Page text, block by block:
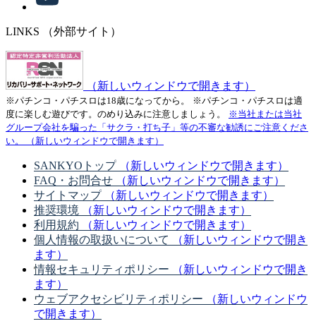
LINKS （外部サイト）
（新しいウィンドウで開きます）
※パチンコ・パチスロは18歳になってから。
※パチンコ・パチスロは適
度に楽しむ遊びです。のめり込みに注意しましょう。
※当社または当社
グループ会社を騙った「サクラ・打ち子」等の不審な勧誘にご注意くださ
い。
（新しいウィンドウで開きます）
SANKYOトップ
（新しいウィンドウで開きます）
FAQ・お問合せ
（新しいウィンドウで開きます）
サイトマップ
（新しいウィンドウで開きます）
推奨環境
（新しいウィンドウで開きます）
利用規約
（新しいウィンドウで開きます）
個人情報の取扱いについて
（新しいウィンドウで開き
ます）
情報セキュリティポリシー
（新しいウィンドウで開き
ます）
ウェブアクセシビリティポリシー
（新しいウィンドウ
で開きます）